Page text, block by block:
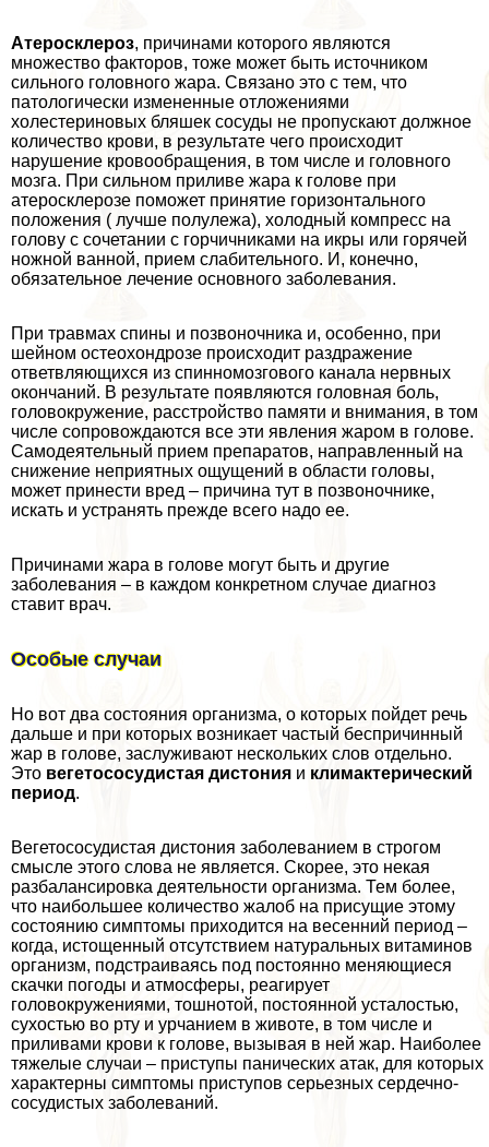
Атеросклероз, причинами которого являются
множество факторов, тоже может быть источником
сильного головного жара. Связано это с тем, что
патологически измененные отложениями
холестериновых бляшек сосуды не пропускают должное
количество крови, в результате чего происходит
нарушение кровообращения, в том числе и головного
мозга. При сильном приливе жара к голове при
атеросклерозе поможет принятие горизонтального
положения ( лучше полулежа), холодный компресс на
голову с сочетании с горчичниками на икры или горячей
ножной ванной, прием слабительного. И, конечно,
обязательное лечение основного заболевания.
При травмах спины и позвоночника и, особенно, при
шейном остеохондрозе происходит раздражение
ответвляющихся из спинномозгового канала нервных
окончаний. В результате появляются головная боль,
головокружение, расстройство памяти и внимания, в том
числе сопровождаются все эти явления жаром в голове.
Самодеятельный прием препаратов, направленный на
снижение неприятных ощущений в области головы,
может принести вред – причина тут в позвоночнике,
искать и устранять прежде всего надо ее.
Причинами жара в голове могут быть и другие
заболевания – в каждом конкретном случае диагноз
ставит врач.
Особые случаи
Но вот два состояния организма, о которых пойдет речь
дальше и при которых возникает частый беспричинный
жар в голове, заслуживают нескольких слов отдельно.
Это вегетососудистая дистония и климактерический
период.
Вегетососудистая дистония заболеванием в строгом
смысле этого слова не является. Скорее, это некая
разбалансировка деятельности организма. Тем более,
что наибольшее количество жалоб на присущие этому
состоянию симптомы приходится на весенний период –
когда, истощенный отсутствием натуральных витаминов
организм, подстраиваясь под постоянно меняющиеся
скачки погоды и атмосферы, реагирует
головокружениями, тошнотой, постоянной усталостью,
сухостью во рту и урчанием в животе, в том числе и
приливами крови к голове, вызывая в ней жар. Наиболее
тяжелые случаи – приступы панических атак, для которых
хаpaктерны симптомы приступов серьезных сердечно-
сосудистых заболеваний.